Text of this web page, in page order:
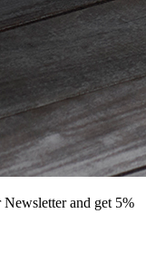
and get 5%